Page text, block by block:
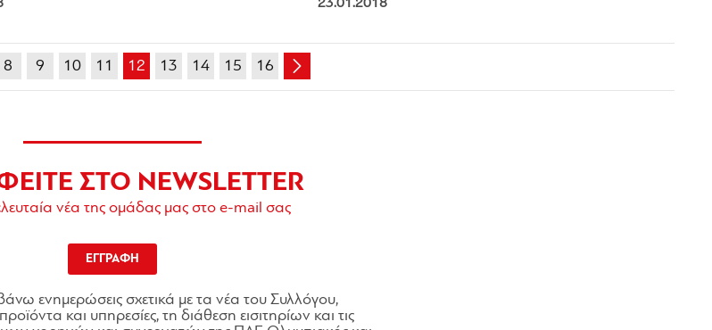
23.01.2018
8 9 10 11 12 13 14 15 16
ΣΤΟ NEWSLETTER
νέα της ομάδας μας στο e-mail σας
ΕΓΓΡΑΦΗ
ενημερώσεις σχετικά με τα νέα του Συλλόγου,
και υπηρεσίες, τη διάθεση εισιτηρίων και τις